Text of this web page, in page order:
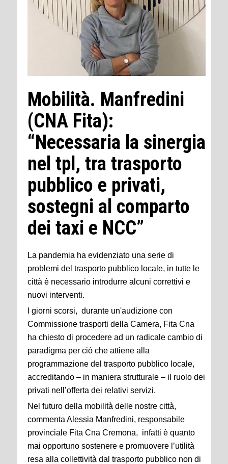
Mobilità. Manfredini
(CNA Fita):
“Necessaria la sinergia
nel tpl, tra trasporto
pubblico e privati,
sostegni al comparto
dei taxi e NCC”
La pandemia ha evidenziato una serie di
problemi del trasporto pubblico locale, in tutte le
città è necessario introdurre alcuni correttivi e
nuovi interventi.
I giorni scorsi, durante un'audizione con
Commissione trasporti della Camera, Fita Cna
ha chiesto di procedere ad un radicale cambio di
paradigma per ciò che attiene alla
programmazione del trasporto pubblico locale,
accreditando – in maniera strutturale – il ruolo dei
privati nell’offerta dei relativi servizi.
Nel futuro della mobilità delle nostre città,
commenta Alessia Manfredini, responsabile
provinciale Fita Cna Cremona, infatti è quanto
mai opportuno sostenere e promuovere l’utilità
resa alla collettività dal trasporto pubblico non di